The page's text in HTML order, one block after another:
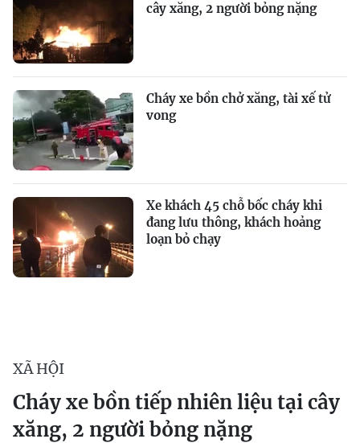
cây xăng, 2 người bỏng nặng
Cháy xe bồn chở xăng, tài xế tử
vong
Xe khách 45 chỗ bốc cháy khi
đang lưu thông, khách hoảng
loạn bỏ chạy
XÃ HỘI
Cháy xe bồn tiếp nhiên liệu tại cây
xăng, 2 người bỏng nặng